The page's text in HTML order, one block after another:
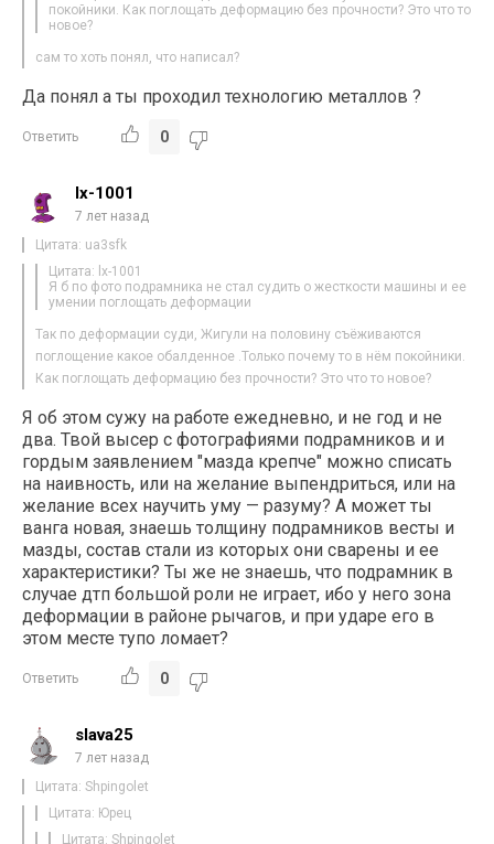
покойники. Как поглощать деформацию без прочности? Это что то
новое?
сам то хоть понял, что написал?
Да понял а ты проходил технологию металлов ?
Ответить 0
lx-1001
7 лет назад
Цитата: ua3sfk
Цитата: lx-1001
Я б по фото подрамника не стал судить о жесткости машины и ее
умении поглощать деформации
Так по деформации суди, Жигули на половину съёживаются
поглощение какое обалденное .Только почему то в нём покойники.
Как поглощать деформацию без прочности? Это что то новое?
Я об этом сужу на работе ежедневно, и не год и не
два. Твой высер с фотографиями подрамников и и
гордым заявлением "мазда крепче" можно списать
на наивность, или на желание выпендриться, или на
желание всех научить уму — разуму? А может ты
ванга новая, знаешь толщину подрамников весты и
мазды, состав стали из которых они сварены и ее
характеристики? Ты же не знаешь, что подрамник в
случае дтп большой роли не играет, ибо у него зона
деформации в районе рычагов, и при ударе его в
этом месте тупо ломает?
Ответить 0
slava25
7 лет назад
Цитата: Shpingolet
Цитата: Юрец
Цитата: Shpingolet